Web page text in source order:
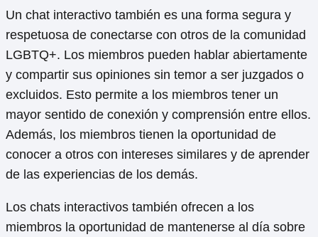
Un chat interactivo también es una forma segura y
respetuosa de conectarse con otros de la comunidad
LGBTQ+. Los miembros pueden hablar abiertamente
y compartir sus opiniones sin temor a ser juzgados o
excluidos. Esto permite a los miembros tener un
mayor sentido de conexión y comprensión entre ellos.
Además, los miembros tienen la oportunidad de
conocer a otros con intereses similares y de aprender
de las experiencias de los demás.
Los chats interactivos también ofrecen a los
miembros la oportunidad de mantenerse al día sobre